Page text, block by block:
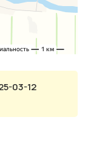
03-12